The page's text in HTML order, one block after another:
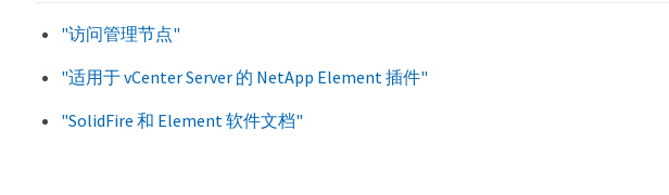
"访问管理节点"
"适用于 vCenter Server 的 NetApp Element 插件"
"SolidFire 和 Element 软件文档"